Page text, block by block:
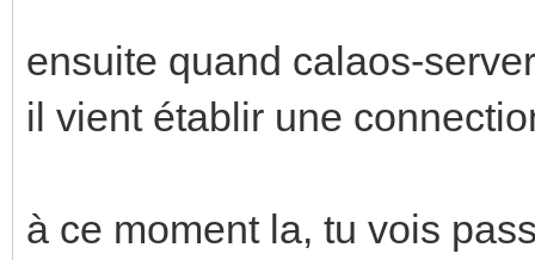
ensuite quand calaos-
il vient établir une
à ce moment la, tu vois